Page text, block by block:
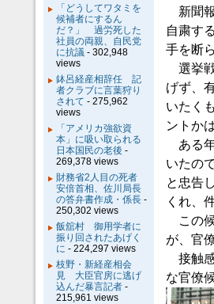
新聞報
自粛す
手を断
選挙戦
げず、
いたく
ントか
ある年
いたの
と忠告
くれ、
この候
が、官
接触感
な官僚
「どうしてワタミを
候補者にするん
だ？」 過労死した
社員の両親、自民党
に抗議 - 302,948
views
鉢呂経産相辞任 記
者クラブに言葉狩り
されて - 275,962
views
「アメリカ強欲資
本」に吸い取られる
日本国民の老後 -
269,378 views
財務省2人目の死者
安倍首相、佐川局長
の答弁書作成・係長 -
250,302 views
飯舘村 御用学者に
振り回されたあげく
に - 224,297 views
枝野・新経産相会
見 大臣官房に逃げ
込んだ暴言記者 -
215,961 views